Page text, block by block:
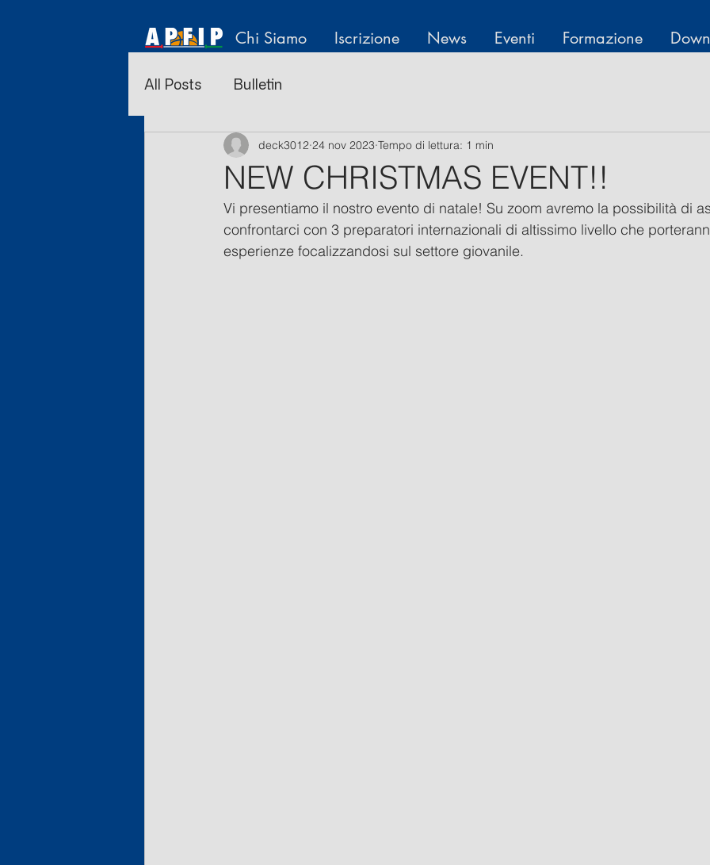
Chi Siamo Iscrizione News Eventi Formazione
All Posts Bulletin
NEW CHRISTMAS EVENT!!
deck3012 24 nov 2023 Tempo di lettura: 1 min
Vi presentiamo il nostro evento di natale! Su zoom avremo la possibilità di
confrontarci con 3 preparatori internazionali di altissimo livello che
esperienze focalizzandosi sul settore giovanile.